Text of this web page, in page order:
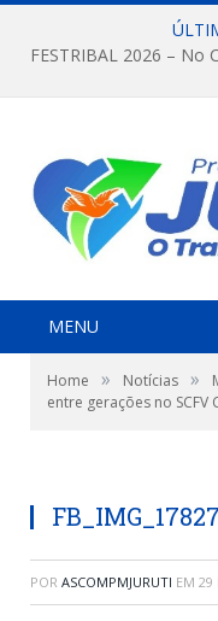
MENU
Home » Notícias »
entre gerações no SCFV
POR ASCOMPMJURUTI EM 29